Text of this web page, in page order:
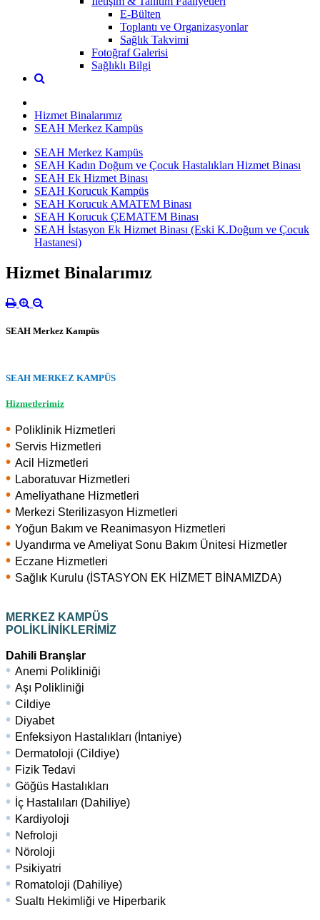
E-Bülten
Toplantı ve Organizasyonlar
Sağlık Takvimi
Fotoğraf Galerisi
Sağlıklı Bilgi
Hizmet Binalarımız
SEAH Merkez Kampüs
SEAH Merkez Kampüs
SEAH Kadın Doğum ve Çocuk Hastalıkları Hizmet Binası
SEAH Ek Hizmet Binası
SEAH Korucuk Kampüs
SEAH Korucuk AMATEM Binası
SEAH Korucuk ÇEMATEM Binası
SEAH İstasyon Ek Hizmet Binası (Eski K.Doğum ve Çocuk
Hastanesi)
Hizmet Binalarımız
SEAH Merkez Kampüs
SEAH MERKEZ KAMPÜS
Hizmetlerimiz
• Poliklinik Hizmetleri
• Servis Hizmetleri
• Acil Hizmetleri
• Laboratuvar Hizmetleri
• Ameliyathane Hizmetleri
• Merkezi Sterilizasyon Hizmetleri
• Yoğun Bakım ve Reanimasyon Hizmetleri
• Uyandırma ve Ameliyat Sonu Bakım Ünitesi Hizmetler
• Eczane Hizmetleri
• Sağlık Kurulu (İSTASYON EK HİZMET BİNAMIZDA)
MERKEZ KAMPÜS
POLİKLİNİKLERİMİZ
Dahili Branşlar
• Anemi Polikliniği
• Aşı Polikliniği
• Cildiye
• Diyabet
• Enfeksiyon Hastalıkları (İntaniye)
• Dermatoloji (Cildiye)
• Fizik Tedavi
• Göğüs Hastalıkları
• İç Hastalıları (Dahiliye)
• Kardiyoloji
• Nefroloji
• Nöroloji
• Psikiyatri
• Romatoloji (Dahiliye)
• Sualtı Hekimliği ve Hiperbarik